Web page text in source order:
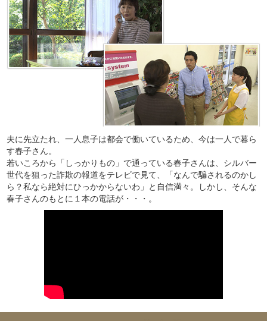
夫に先立たれ、一人息子は都会で働いているため、今は一人で暮ら
す春子さん。
若いころから「しっかりもの」で通っている春子さんは、シルバー
世代を狙った詐欺の報道をテレビで見て、「なんで騙されるのかし
ら？私なら絶対にひっかからないわ」と自信満々。しかし、そんな
春子さんのもとに１本の電話が・・・。